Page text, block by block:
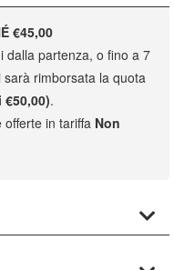
€45,00
dalla partenza, o fino a 7
rimborsata la quota
.
in tariffa Non